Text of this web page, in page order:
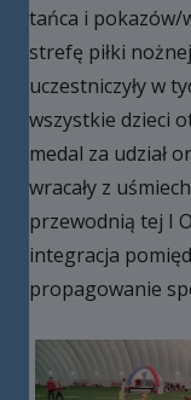
tańca i pokazów/
strefę piłki
uczestniczyły w
wszystkie dzieci
medal za udział
wracały z
przewodnią tej I
integracja
propagowanie